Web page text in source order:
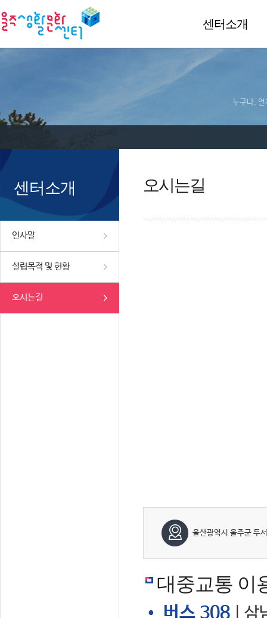
센터소개
누구나, 언
센터소개
인사말
설립목적 및 현황
오시는길
오시는길
울산광역시 울주군 두
대중교통 이
• 버스 308 | 삼